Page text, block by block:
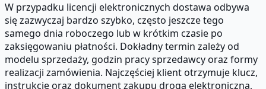
W przypadku licencji elektronicznych dostawa odbywa
się zazwyczaj bardzo szybko, często jeszcze tego
samego dnia roboczego lub w krótkim czasie po
zaksięgowaniu płatności. Dokładny termin zależy od
modelu sprzedaży, godzin pracy sprzedawcy oraz formy
realizacji zamówienia. Najczęściej klient otrzymuje klucz,
instrukcję oraz dokument zakupu drogą elektroniczną,